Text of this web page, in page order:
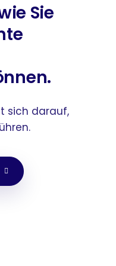
Sie
sich darauf,